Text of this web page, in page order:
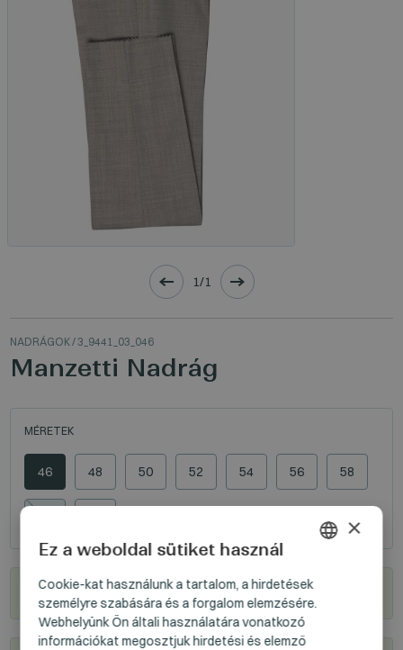
1/1
NADRÁGOK/ 3_9441_03_046
Manzetti Nadrág
MÉRETEK
46 48 50 52 54 56 58
Hol kapható?
HUNGARIAN
GERMAN
ENGLISH
×
Ez a weboldal sütiket használ
Cookie-kat használunk a tartalom, a hirdetések
személyre szabására és a forgalom elemzésére.
Webhelyünk Ön általi használatára vonatkozó
információkat megosztjuk hirdetési és elemző